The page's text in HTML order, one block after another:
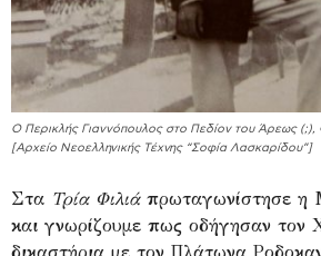
Ο Περικλής Γιαννόπουλος στο Πεδίον του Άρεως
[Αρχείο Νεοελληνικής Τέχνης “Σοφία Λασκαρίδου”]
Στα Τρία Φιλιά πρωταγωνίστησε η
και γνωρίζουμε πως οδήγησαν τον